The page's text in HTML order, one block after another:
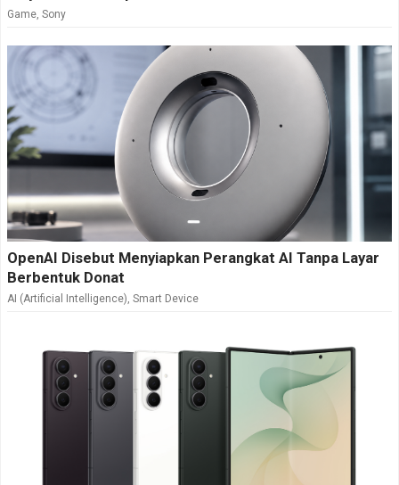
Game, Sony
OpenAI Disebut Menyiapkan Perangkat AI Tanpa Layar
Berbentuk Donat
AI (Artificial Intelligence), Smart Device